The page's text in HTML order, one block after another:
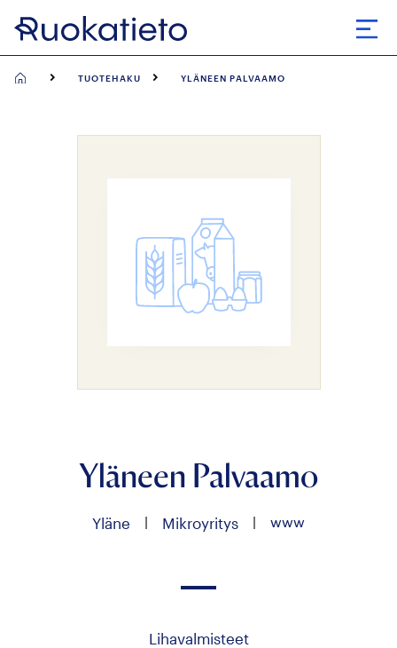
Siirry
suoraan
TUOTEHAKU YLÄNEEN PALVAAMO
Yläneen Palvaamo
Yläne | Mikroyritys | www
Lihavalmisteet